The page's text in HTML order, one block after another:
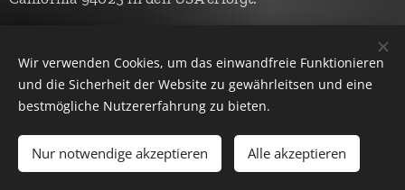
Instagram
Zur Bewerbung unserer Produkte und Leistungen
sowie zur Kommunikation mit Interessenten oder
Kunden betreiben wir eine Firmenpräsenz auf der
Wir verwenden Cookies, um das einwandfreie Funktionieren
und die Sicherheit der Website zu gewährleitsen und eine
bestmögliche Nutzererfahrung zu bieten.
Nur notwendige akzeptieren Alle akzeptieren